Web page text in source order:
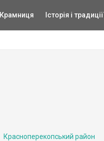
Крамниця Історія і традиції
Красноперекопський район